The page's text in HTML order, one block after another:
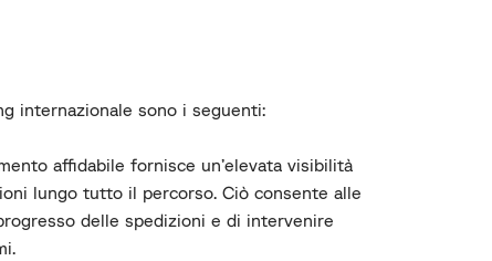
internazionale sono i seguenti:
affidabile fornisce un’elevata visibilità
lungo tutto il percorso. Ciò consente alle
delle spedizioni e di intervenire